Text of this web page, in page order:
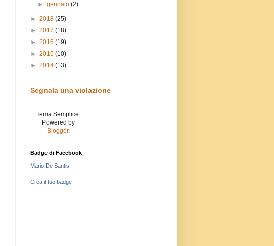
►gennaio(2)
► 2018 (25)
► 2017 (18)
► 2016 (19)
► 2015 (10)
► 2014 (13)
Segnala una violazione
Tema Semplice.
Powered by
Blogger.
Badge di Facebook
Mario De Santis
Crea il tuo badge